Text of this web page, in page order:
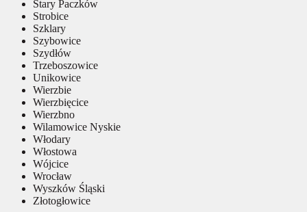
Stary Paczków
Strobice
Szklary
Szybowice
Szydłów
Trzeboszowice
Unikowice
Wierzbie
Wierzbięcice
Wierzbno
Wilamowice Nyskie
Włodary
Włostowa
Wójcice
Wrocław
Wyszków Śląski
Złotogłowice